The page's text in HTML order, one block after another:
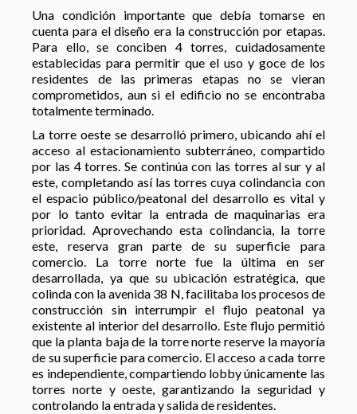
Una condición importante que debía tomarse en
cuenta para el diseño era la construcción por etapas.
Para ello, se conciben 4 torres, cuidadosamente
establecidas para permitir que el uso y goce de los
residentes de las primeras etapas no se vieran
comprometidos, aun si el edificio no se encontraba
totalmente terminado.
La torre oeste se desarrolló primero, ubicando ahí el
acceso al estacionamiento subterráneo, compartido
por las 4 torres. Se continúa con las torres al sur y al
este, completando así las torres cuya colindancia con
el espacio público/peatonal del desarrollo es vital y
por lo tanto evitar la entrada de maquinarias era
prioridad. Aprovechando esta colindancia, la torre
este, reserva gran parte de su superficie para
comercio. La torre norte fue la última en ser
desarrollada, ya que su ubicación estratégica, que
colinda con la avenida 38 N, facilitaba los procesos de
construcción sin interrumpir el flujo peatonal ya
existente al interior del desarrollo. Este flujo permitió
que la planta baja de la torre norte reserve la mayoría
de su superficie para comercio. El acceso a cada torre
es independiente, compartiendo lobby únicamente las
torres norte y oeste, garantizando la seguridad y
controlando la entrada y salida de residentes.